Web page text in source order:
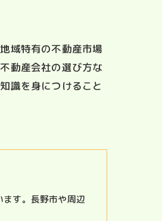
域特有の不動産市場
動産会社の選び方な
識を身につけること
す。長野市や周辺